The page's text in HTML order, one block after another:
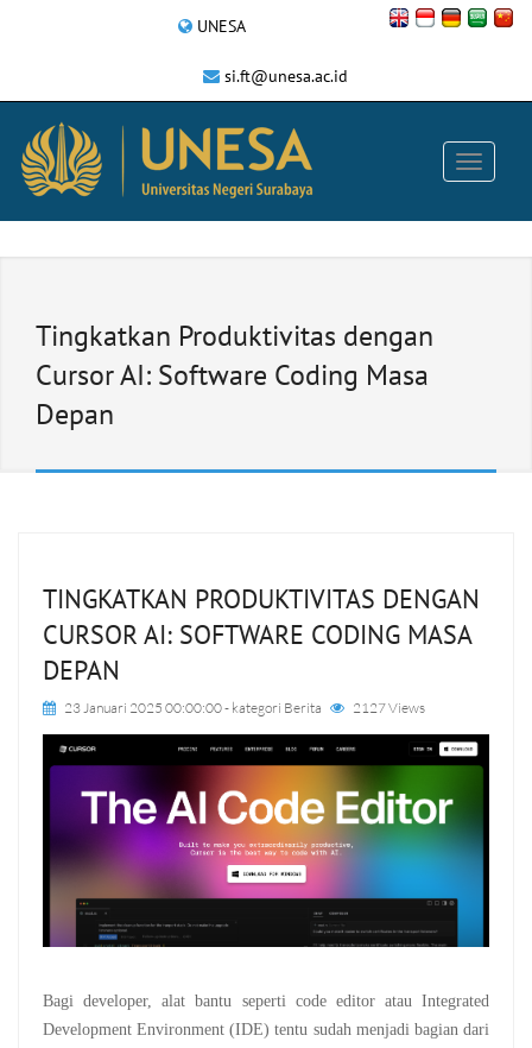
UNESA
si.ft@unesa.ac.id
Tingkatkan Produktivitas dengan
Cursor AI: Software Coding Masa
Depan
TINGKATKAN PRODUKTIVITAS DENGAN
CURSOR AI: SOFTWARE CODING MASA
DEPAN
23 Januari 2025 00:00:00- kategori Berita 2127 Views
Bagi developer, alat bantu seperti code editor atau Integrated
Development Environment (IDE) tentu sudah menjadi bagian dari